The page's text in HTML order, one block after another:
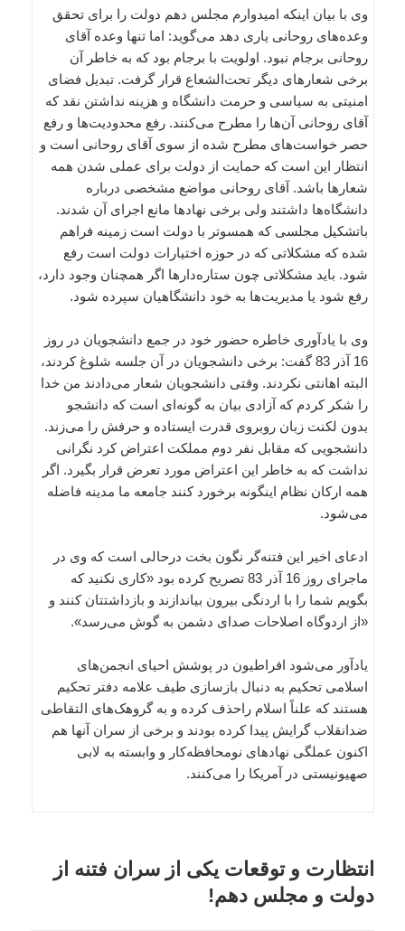
وی با بیان اینکه امیدوارم مجلس دهم دولت را برای تحقق
وعده‌های روحانی یاری دهد می‌گوید: اما تنها وعده آقای
روحانی برجام نبود. اولویت با برجام بود که به خاطر آن
برخی شعارهای دیگر تحت‌الشعاع قرار گرفت. تبدیل فضای
امنیتی به سیاسی و حرمت دانشگاه و هزینه نداشتن نقد که
آقای روحانی آن‌ها را مطرح می‌کنند. رفع محدودیت‌ها و رفع
حصر خواست‌های مطرح شده از سوی آقای روحانی است و
انتظار این است که حمایت از دولت برای عملی شدن همه
شعارها باشد. آقای روحانی مواضع مشخصی درباره
دانشگاه‌ها داشتند ولی برخی نهادها مانع اجرای آن شدند.
باتشکیل مجلسی که همسوتر با دولت است زمینه فراهم
شده که مشکلاتی که در حوزه اختیارات دولت است رفع
شود. باید مشکلاتی چون ستاره‌دارها اگر همچنان وجود دارد،
رفع شود یا مدیریت‌ها به خود دانشگاهیان سپرده شود.
وی با یادآوری خاطره حضور خود در جمع دانشجویان در روز
16 آذر 83 گفت: برخی دانشجویان در آن جلسه شلوغ کردند،
البته اهانتی نکردند. وقتی دانشجویان شعار می‌دادند من خدا
را شکر کردم که آزادی بیان به گونه‌ای است که دانشجو
بدون لکنت زبان روبروی قدرت ایستاده و حرفش را می‌زند.
دانشجویی که مقابل نفر دوم مملکت اعتراض کرد نگرانی
نداشت که به خاطر این اعتراض مورد تعرض قرار بگیرد. اگر
همه ارکان نظام اینگونه برخورد کنند جامعه ما مدینه فاضله
می‌شود.
ادعای اخیر این فتنه‌گر نگون بخت درحالی است که وی در
ماجرای روز 16 آذر 83 تصریح کرده بود «کاری نکنید که
بگویم شما را با اردنگی بیرون بیاندازند و بازداشتتان کنند و
«از اردوگاه اصلاحات صدای دشمن به گوش می‌رسد».
یادآور می‌شود افراطیون در پوشش احیای انجمن‌های
اسلامی تحکیم به دنبال بازسازی طیف علامه دفتر تحکیم
هستند که علناً اسلام راحذف کرده و به گروهک‌های التقاطی
ضدانقلاب گرایش پیدا کرده بودند و برخی از سران آنها هم
اکنون عملگی نهادهای نومحافظه‌کار و وابسته به لابی
صهیونیستی در آمریکا را می‌کنند.
انتظارت و توقعات یکی از سران فتنه از
دولت و مجلس دهم!